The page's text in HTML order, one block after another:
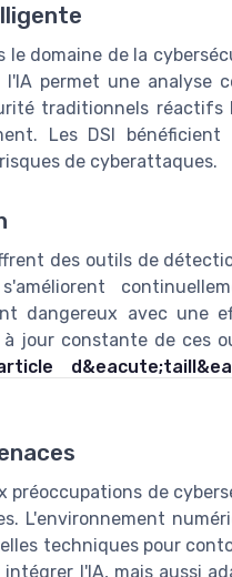
domaine de la
l'IA permet une analyse
traditionnels
Les DSI
de cyberattaques.
des outils de
dangereux avec une
jour constante de ces
préoccupations de
L'environnement
techniques pour
l'IA, mais aussi